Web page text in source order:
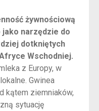
żywnościową
narzędzie do
dotkniętych
Wschodniej.
z Europy, w
Gwinea
kątem ziemniaków,
sytuację